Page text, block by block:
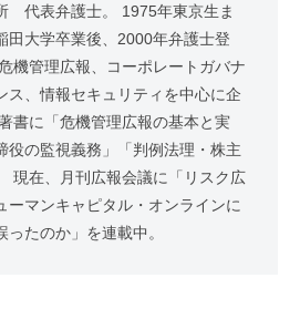
代表弁護士。 1975年東京生ま
田大学卒業後、2000年弁護士登
機管理広報、コーポレートガバナ
ス、情報セキュリティを中心に企
書に「危機管理広報の基本と実
役の監視義務」「判例法理・株主
現在、月刊広報会議に「リスク広
ーマンキャピタル・オンラインに
ったのか」を連載中。